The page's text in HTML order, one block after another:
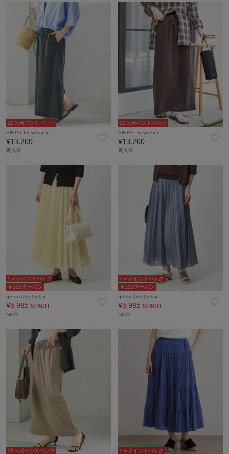
10％ポイントバック
SHIPS for women
¥13,200
再入荷
10％ポイントバック
SHIPS for women
¥13,200
再入荷
￥300クーポン
5％ポイントバック
green label relax…
¥6,985 50%OFF
NEW
￥300クーポン
5％ポイントバック
green label relax…
¥6,98550%OFF
NEW
10％ポイントバック
5％ポイントバック